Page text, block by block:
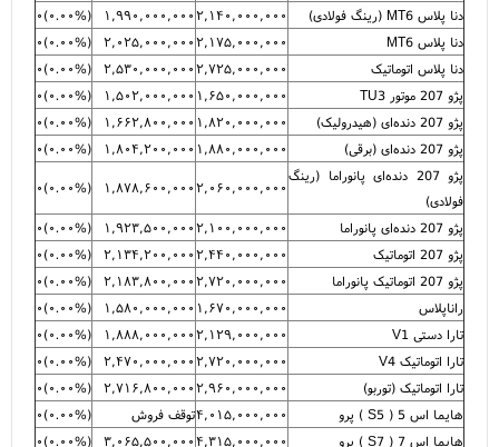
دنا پلاس MT6 (رینگ فولادی) ۲,۱۴۰,۰۰۰,۰۰۰۱,۹۹۰,۰۰۰,۰۰۰ (۰.۰۰%)۰
دنا پلاس MT6
۲,۱۷۵,۰۰۰,۰۰۰۲,۰۲۵,۰۰۰,۰۰۰ (۰.۰۰%)۰
دنا پلاس اتوماتیک
۲,۷۲۵,۰۰۰,۰۰۰۲,۵۳۰,۰۰۰,۰۰۰ (۰.۰۰%)۰
پژو 207 موتور TU3
۱,۶۵۰,۰۰۰,۰۰۰ ۱,۵۰۲,۰۰۰,۰۰۰ (۰.۰۰%)۰
پژو 207 دنده‌ای (هیدرولیک)
۱,۸۲۰,۰۰۰,۰۰۰ ۱,۶۶۲,۸۰۰,۰۰۰ (۰.۰۰%)۰
پژو 207 دنده‌ای (برقی)
۱,۸۸۰,۰۰۰,۰۰۰ ۱,۸۰۴,۲۰۰,۰۰۰ (۰.۰۰%)۰
پژو 207 دنده‌ای پانوراما (رینگ
فولادی)
۲,۰۶۰,۰۰۰,۰۰۰۱,۸۷۸,۶۰۰,۰۰۰ (۰.۰۰%)۰
پژو 207 دنده‌ای پانوراما ۲,۱۰۰,۰۰۰,۰۰۰۱,۹۲۳,۵۰۰,۰۰۰ (۰.۰۰%)۰
پژو 207 اتوماتیک
۲,۴۴۰,۰۰۰,۰۰۰۲,۱۳۴,۲۰۰,۰۰۰ (۰.۰۰%)۰
پژو 207 اتوماتیک پانوراما
۲,۷۲۰,۰۰۰,۰۰۰۲,۱۸۳,۸۰۰,۰۰۰ (۰.۰۰%)۰
راناپلاس
۱,۶۷۰,۰۰۰,۰۰۰ ۱,۵۸۰,۰۰۰,۰۰۰ (۰.۰۰%)۰
تارا دستی V1
۲,۱۲۹,۰۰۰,۰۰۰۱,۸۸۸,۰۰۰,۰۰۰ (۰.۰۰%)۰
تارا اتوماتیک V4
۲,۷۲۰,۰۰۰,۰۰۰۲,۴۷۰,۰۰۰,۰۰۰ (۰.۰۰%)۰
تارا اتوماتیک (توربو)
۲,۹۶۰,۰۰۰,۰۰۰۲,۷۱۶,۸۰۰,۰۰۰ (۰.۰۰%)۰
هایما اس 5 ( S5 ) پرو
۴,۰۱۵,۰۰۰,۰۰۰توقف فروش (۰.۰۰%)۰
هایما اس 7 ( S7 ) پرو
۴,۳۱۵,۰۰۰,۰۰۰۳,۰۶۵,۵۰۰,۰۰۰ (۰.۰۰%)۰